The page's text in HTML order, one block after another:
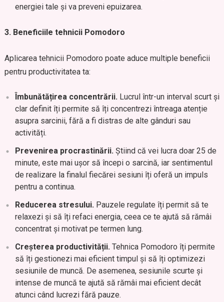
energiei tale și va preveni epuizarea.
3. Beneficiile tehnicii Pomodoro
Aplicarea tehnicii Pomodoro poate aduce multiple beneficii
pentru productivitatea ta:
Îmbunătățirea concentrării. Lucrul într-un interval scurt și
clar definit îți permite să îți concentrezi întreaga atenție
asupra sarcinii, fără a fi distras de alte gânduri sau
activități.
Prevenirea procrastinării. Știind că vei lucra doar 25 de
minute, este mai ușor să începi o sarcină, iar sentimentul
de realizare la finalul fiecărei sesiuni îți oferă un impuls
pentru a continua.
Reducerea stresului. Pauzele regulate îți permit să te
relaxezi și să îți refaci energia, ceea ce te ajută să rămâi
concentrat și motivat pe termen lung.
Creșterea productivității. Tehnica Pomodoro îți permite
să îți gestionezi mai eficient timpul și să îți optimizezi
sesiunile de muncă. De asemenea, sesiunile scurte și
intense de muncă te ajută să rămâi mai eficient decât
atunci când lucrezi fără pauze.